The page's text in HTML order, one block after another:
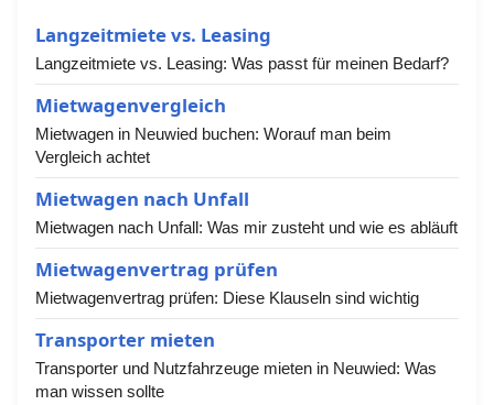
Langzeitmiete vs. Leasing
Langzeitmiete vs. Leasing: Was passt für meinen Bedarf?
Mietwagenvergleich
Mietwagen in Neuwied buchen: Worauf man beim
Vergleich achtet
Mietwagen nach Unfall
Mietwagen nach Unfall: Was mir zusteht und wie es abläuft
Mietwagenvertrag prüfen
Mietwagenvertrag prüfen: Diese Klauseln sind wichtig
Transporter mieten
Transporter und Nutzfahrzeuge mieten in Neuwied: Was
man wissen sollte